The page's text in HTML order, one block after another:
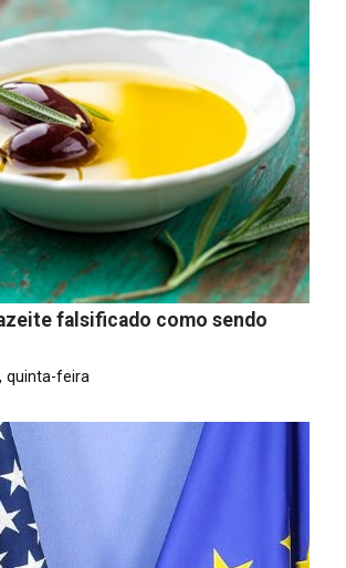
falsificado como sendo
quinta-feira